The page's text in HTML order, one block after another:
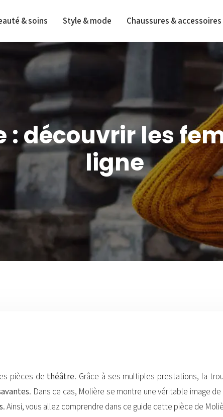
& soins Style & mode Chaussures & accessoires
: découvrir les
ligne
pièces de théâtre. Grâce à ses multiples prestations, la
. Dans ce cas, Molière se montre une véritable image
. Ainsi, vous allez comprendre dans ce guide cette pièce de